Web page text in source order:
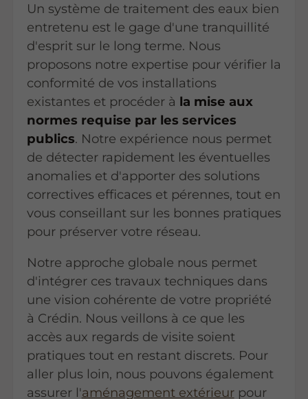
Un système de traitement des eaux bien
entretenu est le gage d'une tranquillité
d'esprit sur le long terme. Nous
proposons notre expertise pour vérifier la
conformité de vos installations
existantes et procéder à la mise aux
normes requise par les services
publics. Notre expérience nous permet
de détecter rapidement les éventuelles
anomalies et d'apporter des solutions
correctives efficaces et pérennes, tout en
vous conseillant sur les bonnes pratiques
pour préserver votre réseau.
Notre approche globale nous permet
d'intégrer ces travaux techniques dans
une vision cohérente de votre propriété
à Crédin. Nous veillons à ce que les
accès aux regards de visite soient
pratiques tout en restant discrets. Pour
aller plus loin, nous pouvons également
assurer l'aménagement extérieurpour